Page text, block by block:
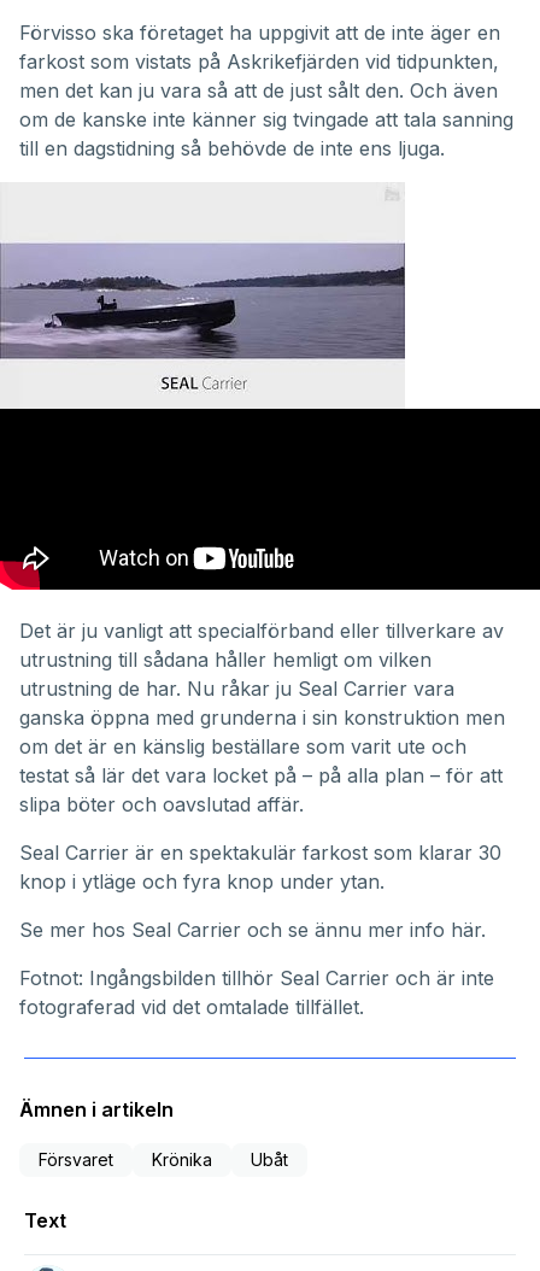
Förvisso ska företaget ha uppgivit att de inte äger en
farkost som vistats på Askrikefjärden vid tidpunkten,
men det kan ju vara så att de just sålt den. Och även
om de kanske inte känner sig tvingade att tala sanning
till en dagstidning så behövde de inte ens ljuga.
Det är ju vanligt att specialförband eller tillverkare av
utrustning till sådana håller hemligt om vilken
utrustning de har. Nu råkar ju Seal Carrier vara
ganska öppna med grunderna i sin konstruktion men
om det är en känslig beställare som varit ute och
testat så lär det vara locket på – på alla plan – för att
slipa böter och oavslutad affär.
Seal Carrier är en spektakulär farkost som klarar 30
knop i ytläge och fyra knop under ytan.
Se mer hos Seal Carrier och se ännu mer info här.
Fotnot: Ingångsbilden tillhör Seal Carrier och är inte
fotograferad vid det omtalade tillfället.
Ämnen i artikeln
Försvaret Krönika Ubåt
Text